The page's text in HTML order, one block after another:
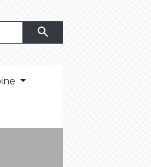
search